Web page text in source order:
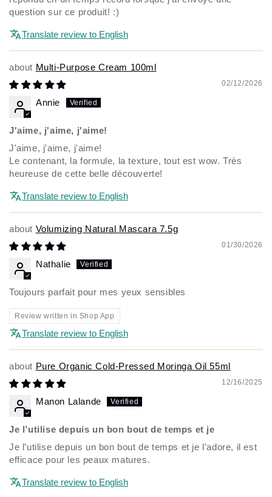
question sur ce produit! :)
Translate review to English
Multi-Purpose Cream 100ml
02/12/2026
Annie
J'aime, j'aime, j'aime!
J'aime, j'aime, j'aime!
Le contenant, la formule, la texture, tout est wow. Très
heureuse de cette belle découverte!
Translate review to English
Volumizing Natural Mascara 7.5g
01/30/2026
Nathalie
Toujours parfait pour mes yeux sensibles
Review written in Shop App
Translate review to English
Pure Organic Cold-Pressed Moringa Oil 55ml
12/16/2025
Manon Lalande
Je l’utilise depuis un bon bout de temps et je
Je l’utilise depuis un bon bout de temps et je l’adore, il est
efficace pour les peaux matures.
Translate review to English